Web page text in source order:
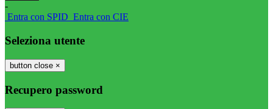
-
Entra con SPID Entra con CIE
Seleziona utente
button close ×
Recupero password